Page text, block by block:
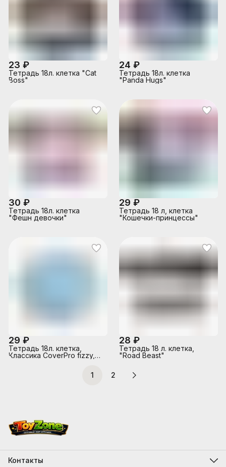
23 ₽
Тетрадь 18л. клетка "Cat
Boss"
24 ₽
Тетрадь 18л. клетка
"Panda Hugs"
30 ₽
Тетрадь 18л. клетка
"Фешн девочки"
29 ₽
Тетрадь 18 л, клетка
"Кошечки-принцессы"
29 ₽
Тетрадь 18л. клетка,
Классика CoverPrо fizzy,
28 ₽
Тетрадь 18 л. клетка,
"Road Beast"
1 2
Контакты